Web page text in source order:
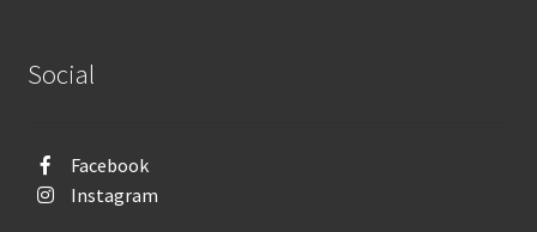
Social
Facebook
Instagram